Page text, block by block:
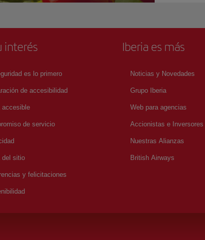
interés
es lo primero
de accesibilidad
accesible
de servicio
del sitio
y felicitaciones
Iberia es más
Noticias y Novedades
Grupo Iberia
Web para agencias
Accionistas e Inversores
Nuestras Alianzas
British Airways